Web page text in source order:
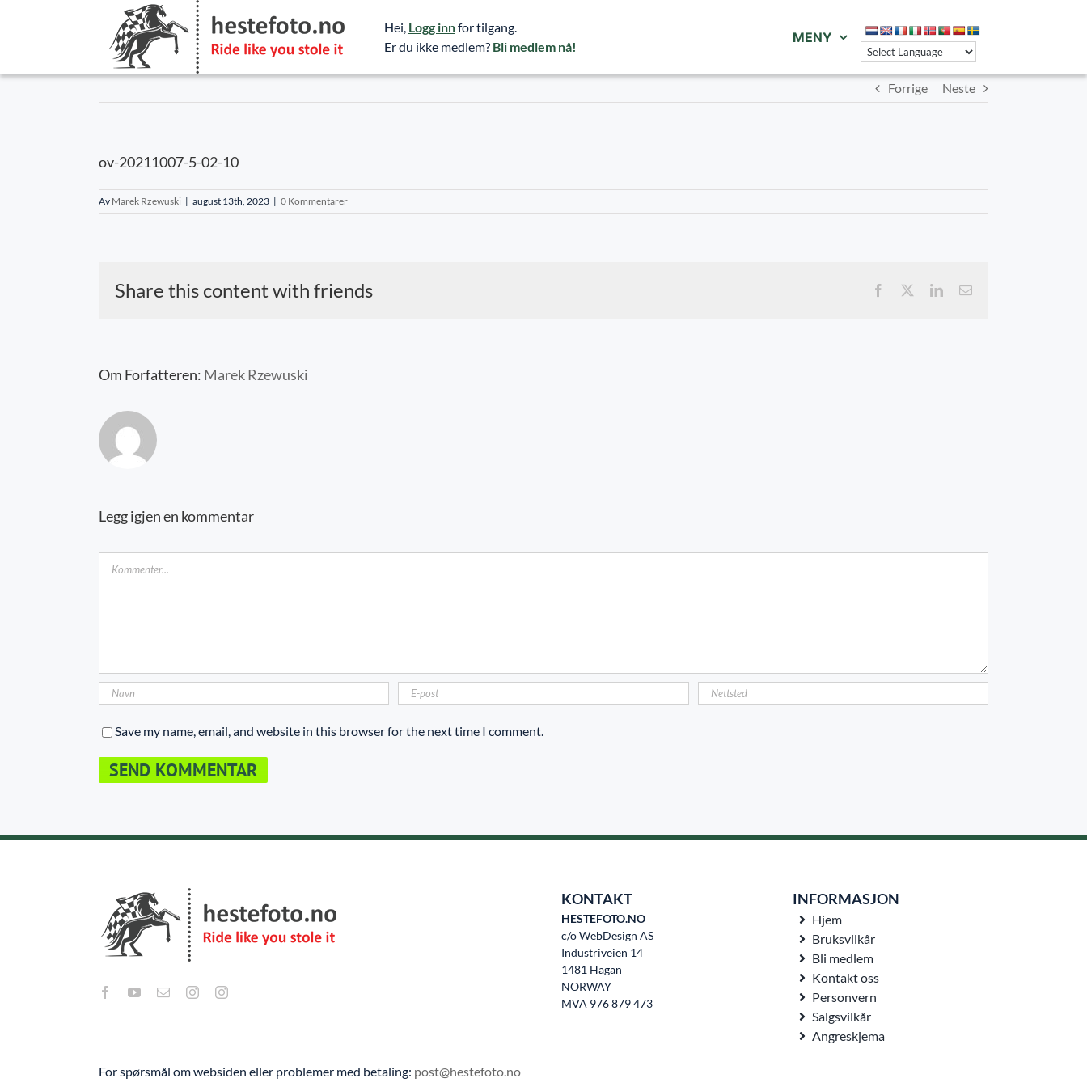
Hei, Logg innfor tilgang.
Er du ikke medlem? Bli medlem nå!
MENY
Forrige Neste
ov-20211007-5-02-10
Av Marek Rzewuski | august 13th, 2023 | 0 Kommentarer
Share this content with friends Facebook LinkedIn
E-
Om Forfatteren: Marek Rzewuski
Legg igjen en kommentar
Save my name, email, and website in this browser for the next time I comment.
KONTAKT
HESTEFOTO.NO
c/o WebDesign AS
Industriveien 14
1481 Hagan
NORWAY
MVA 976 879 473
INFORMASJON
Hjem
Bruksvilkår
Bli medlem
Kontakt oss
Personvern
Salgsvilkår
Angreskjema
For spørsmål om websiden eller problemer med betaling: post@hestefoto.no